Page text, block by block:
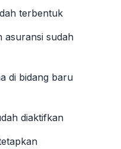
terbentuk
asuransi sudah
di bidang baru
diaktifkan